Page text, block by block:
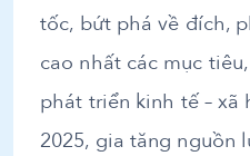
tốc, bứt phá về đích,
cao nhất các mục
phát triển kinh tế – xã
2025, gia tăng nguồn